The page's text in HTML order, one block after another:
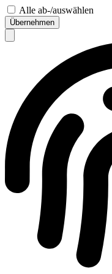
Alle ab-/auswählen
Übernehmen